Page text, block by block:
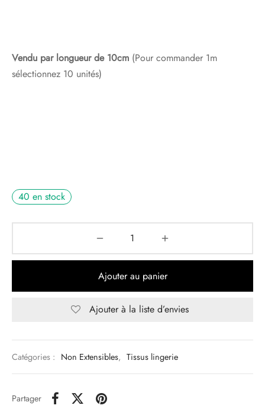
Vendu par longueur de 10cm (Pour commander 1m
sélectionnez 10 unités)
40 en stock
Ajouter au panier
Ajouter à la liste d’envies
Catégories : Non Extensibles, Tissus lingerie
Partager